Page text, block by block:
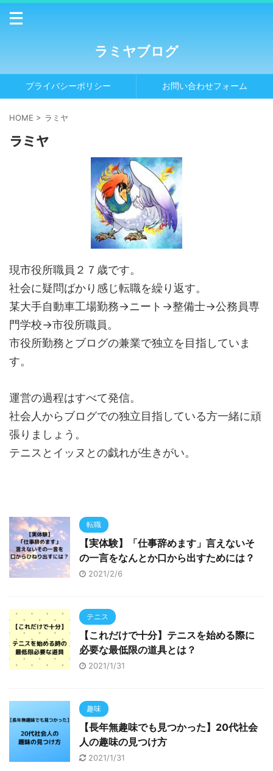
ラミヤブログ
プライバシーポリシー お問い合わせフォーム
HOME > ラミヤ
ラミヤ
現市役所職員２７歳です。
社会に疑問ばかり感じ転職を繰り返す。
某大手自動車工場勤務→ニート→整備士→公務員専
門学校→市役所職員。
市役所勤務とブログの兼業で独立を目指していま
す。
運営の過程はすべて発信。
社会人からブログでの独立目指している方一緒に頑
張りましょう。
テニスとイッヌとの戯れが生きがい。
転職
【実体験】「仕事辞めます」言えないそ
の一言をなんとか口から出すためには？
2021/2/6
テニス
【これだけで十分】テニスを始める際に
必要な最低限の道具とは？
2021/1/31
趣味
【長年無趣味でも見つかった】20代社会
人の趣味の見つけ方
2021/1/31